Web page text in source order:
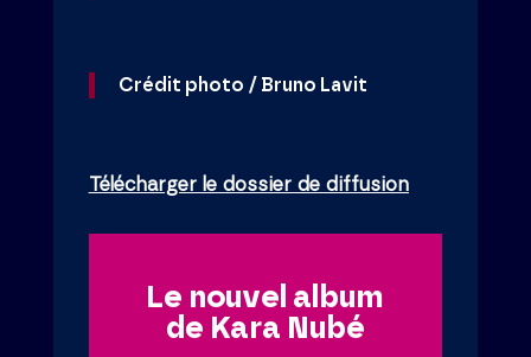
Crédit photo / Bruno Lavit
Télécharger le dossier de diffusion
Le nouvel album
de Kara Nubé